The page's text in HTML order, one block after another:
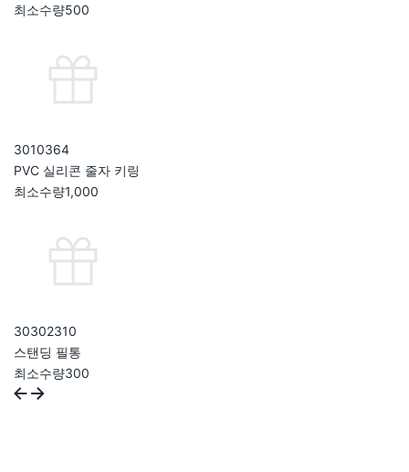
최소수량500
3010364
PVC 실리콘 줄자 키링
최소수량1,000
30302310
스탠딩 필통
최소수량300